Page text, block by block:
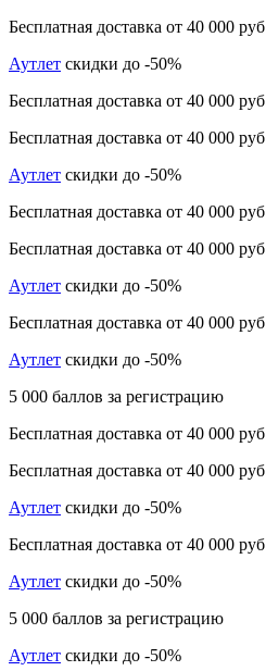
Бесплатная доставка от 40 000 руб
Аутлет скидки до -50%
Бесплатная доставка от 40 000 руб
Бесплатная доставка от 40 000 руб
Аутлет скидки до -50%
Бесплатная доставка от 40 000 руб
Бесплатная доставка от 40 000 руб
Аутлет скидки до -50%
Бесплатная доставка от 40 000 руб
Аутлет скидки до -50%
5 000 баллов за регистрацию
Бесплатная доставка от 40 000 руб
Бесплатная доставка от 40 000 руб
Аутлет скидки до -50%
Бесплатная доставка от 40 000 руб
Аутлет скидки до -50%
5 000 баллов за регистрацию
Аутлет скидки до -50%